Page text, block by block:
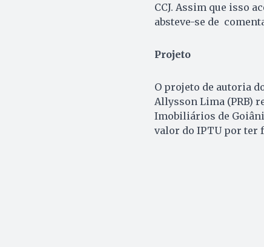
CCJ. Assim que isso
absteve-se de
Projeto
O projeto de autoria
Allysson Lima (PRB)
Imobiliários de
valor do IPTU por ter